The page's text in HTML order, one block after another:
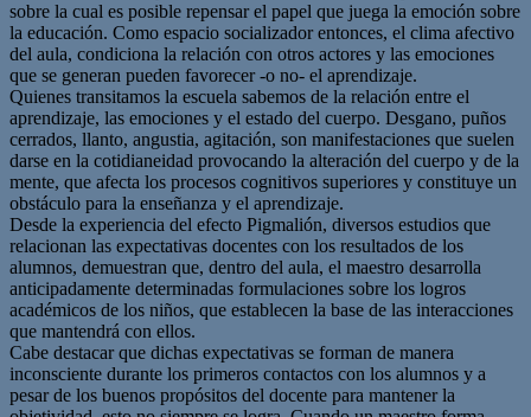
sobre la cual es posible repensar el papel que juega la emoción sobre
la educación. Como espacio socializador entonces, el clima afectivo
del aula, condiciona la relación con otros actores y las emociones
que se generan pueden favorecer -o no- el aprendizaje.
Quienes transitamos la escuela sabemos de la relación entre el
aprendizaje, las emociones y el estado del cuerpo. Desgano, puños
cerrados, llanto, angustia, agitación, son manifestaciones que suelen
darse en la cotidianeidad provocando la alteración del cuerpo y de la
mente, que afecta los procesos cognitivos superiores y constituye un
obstáculo para la enseñanza y el aprendizaje.
Desde la experiencia del efecto Pigmalión, diversos estudios que
relacionan las expectativas docentes con los resultados de los
alumnos, demuestran que, dentro del aula, el maestro desarrolla
anticipadamente determinadas formulaciones sobre los logros
académicos de los niños, que establecen la base de las interacciones
que mantendrá con ellos.
Cabe destacar que dichas expectativas se forman de manera
inconsciente durante los primeros contactos con los alumnos y a
pesar de los buenos propósitos del docente para mantener la